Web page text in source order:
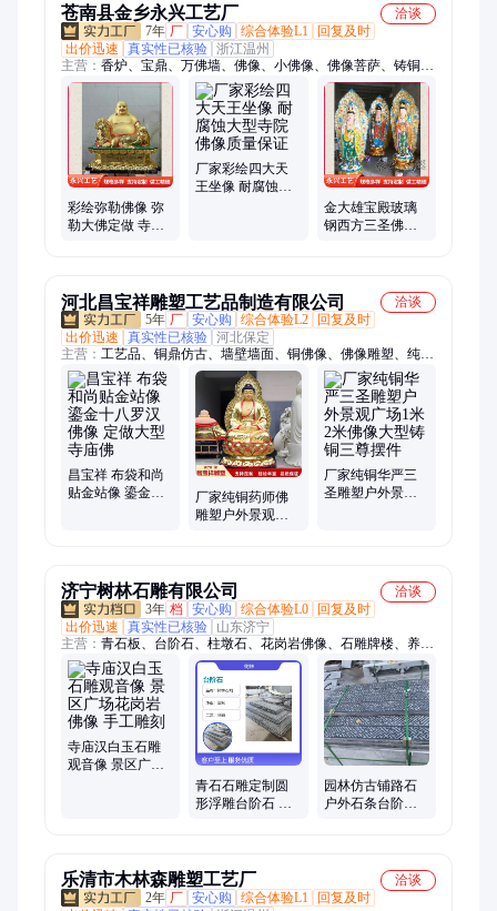
苍南县金乡永兴工艺厂
洽谈
7年 厂 安心购 综合体验L1
回复及时
出价迅速
真实性已核验 浙江温州
主营： 香炉、宝鼎、万佛墙、佛像、小佛像、佛像菩萨、铸铜佛
像观、骨灰存放架、供桌、仿古铜钟、等等法器、焚经炉、千佛
灯、牌匾、牌位、铜钟、铸造宝鼎、宝塔香炉、七层宝塔香炉、
十八罗汉雕像、大型铜香炉、玻璃钢观音、六十甲子、地藏王、
寺院地藏王
彩绘弥勒佛像 弥
勒大佛定做 寺庙
厂家彩绘四大天
王坐像 耐腐蚀大
金大雄宝殿玻璃
钢西方三圣佛像
河北昌宝祥雕塑工艺品制造有限公司
洽谈
5年 厂 安心购 综合体验L2
回复及时
出价迅速
真实性已核验 河北保定
主营： 工艺品、铜鼎仿古、墙壁墙面、铜佛像、佛像雕塑、纯铜
鼎摆件
昌宝祥 布袋和尚
贴金站像 鎏金十
厂家纯铜药师佛
雕塑户外景观广
厂家纯铜华严三
圣雕塑户外景观
济宁树林石雕有限公司
洽谈
3年 档 安心购 综合体验L0
回复及时
出价迅速
真实性已核验
山东济宁
主营： 青石板、台阶石、柱墩石、花岗岩佛像、石雕牌楼、养鱼
石缸、石雕牌坊、青石护栏、花盆底座、青石石柱、浮雕护栏、
浮雕壁画、石雕凉亭、雕花石柱、青石凉亭、花岗岩石柱、雪花
白护栏、仿古石栏板、仿古石柱子、防滑踏步石、石雕石护栏、
六角石亭子、防滑面台阶、青石柱顶石、阳台石护栏、青石柱墩
子
寺庙汉白玉石雕
观音像 景区广场
青石石雕定制圆
形浮雕台阶石 手
园林仿古铺路石
户外石条台阶石
乐清市木林森雕塑工艺厂
洽谈
2年 厂 安心购 综合体验L1
回复及时